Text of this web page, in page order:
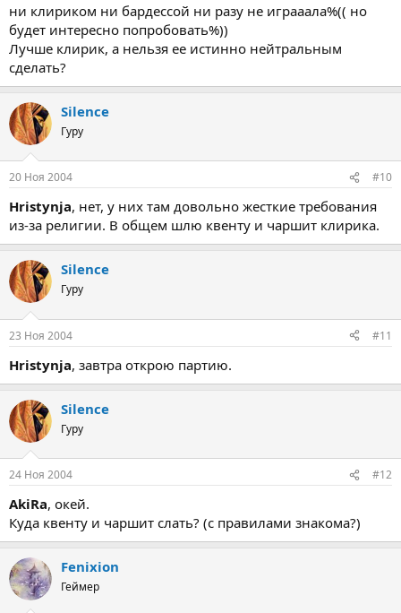
ни клириком ни бардессой ни разу не играаала%(( но
будет интересно попробовать%))
Лучше клирик, а нельзя ее истинно нейтральным
сделать?
Silence
Гуру
20 Ноя 2004 #10
Hristynja, нет, у них там довольно жесткие требования
из-за религии. В общем шлю квенту и чаршит клирика.
Silence
Гуру
23 Ноя 2004 #11
Hristynja, завтра открою партию.
Silence
Гуру
24 Ноя 2004 #12
AkiRa, окей.
Куда квенту и чаршит слать? (с правилами знакома?)
Fenixion
Геймер